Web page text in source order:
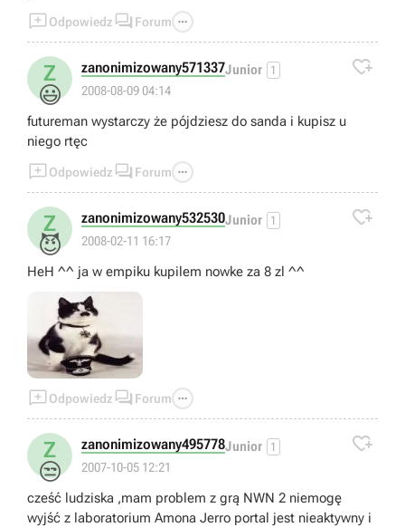
Odpowiedz  Forum 
Z
😃
zanonimizowany571337Junior 1
2008-08-09 04:14

futureman wystarczy że pójdziesz do sanda i kupisz u
niego rtęc
Odpowiedz  Forum 
Z
😈
zanonimizowany532530Junior 1
2008-02-11 16:17

HeH ^^ ja w empiku kupilem nowke za 8 zl ^^
Odpowiedz  Forum 
Z
😒
zanonimizowany495778Junior 1
2007-10-05 12:21

cześć ludziska ,mam problem z grą NWN 2 niemogę
wyjść z laboratorium Amona Jerro portal jest nieaktywny i